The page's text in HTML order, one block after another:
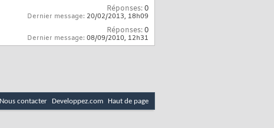
Réponses:0
Dernier message: 20/02/2013, 18h09
Réponses:0
Dernier message: 08/09/2010, 12h31
Nous contacter Developpez.com Haut de page